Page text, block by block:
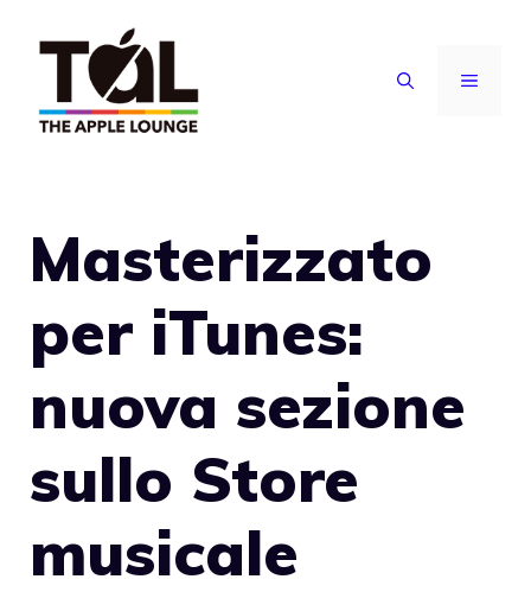
contenuto
MENU
Masterizzato
per iTunes:
nuova sezione
sullo Store
musicale